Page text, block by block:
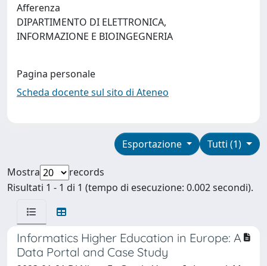
Afferenza
DIPARTIMENTO DI ELETTRONICA,
INFORMAZIONE E BIOINGEGNERIA
Pagina personale
Scheda docente sul sito di Ateneo
Tutti (1)
Esportazione
Mostra
records
Risultati 1 - 1 di 1 (tempo di esecuzione: 0.002 secondi).
Informatics Higher Education in Europe: A
Data Portal and Case Study